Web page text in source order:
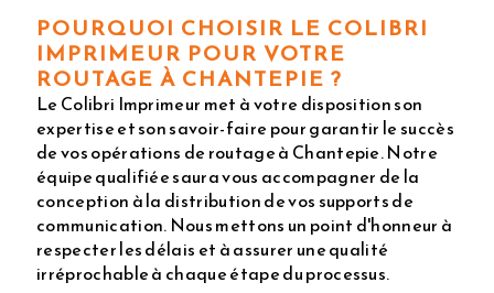
POURQUOI CHOISIR LE COLIBRI
IMPRIMEUR POUR VOTRE
ROUTAGE À CHANTEPIE ?
Le Colibri Imprimeur met à votre disposition son
expertise et son savoir-faire pour garantir le succès
de vos opérations de routage à Chantepie. Notre
équipe qualifiée saura vous accompagner de la
conception à la distribution de vos supports de
communication. Nous mettons un point d'honneur à
respecter les délais et à assurer une qualité
irréprochable à chaque étape du processus.